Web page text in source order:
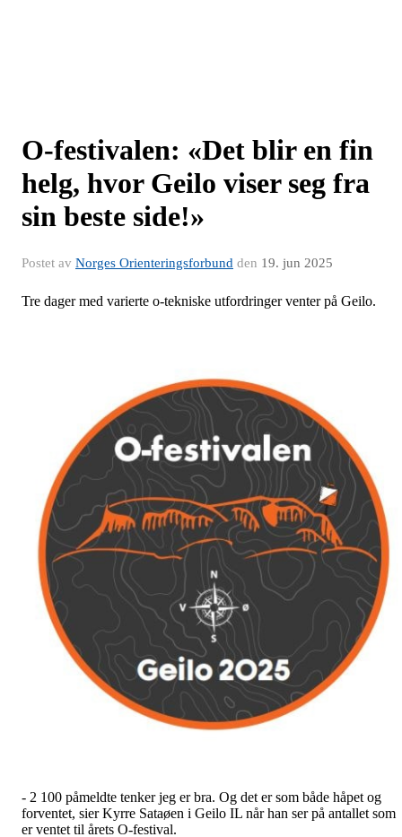
O-festivalen: «Det blir en fin
helg, hvor Geilo viser seg fra
sin beste side!»
Postet av Norges Orienteringsforbund den 19. jun 2025
Tre dager med varierte o-tekniske utfordringer venter på Geilo.
- 2 100 påmeldte tenker jeg er bra. Og det er som både håpet og
forventet, sier Kyrre Sataøen i Geilo IL når han ser på antallet som
er ventet til årets O-festival.